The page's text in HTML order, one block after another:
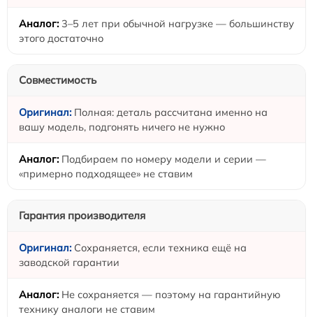
3–5 лет при обычной нагрузке — большинству
этого достаточно
Совместимость
Полная: деталь рассчитана именно на
вашу модель, подгонять ничего не нужно
Подбираем по номеру модели и серии —
«примерно подходящее» не ставим
Гарантия производителя
Сохраняется, если техника ещё на
заводской гарантии
Не сохраняется — поэтому на гарантийную
технику аналоги не ставим